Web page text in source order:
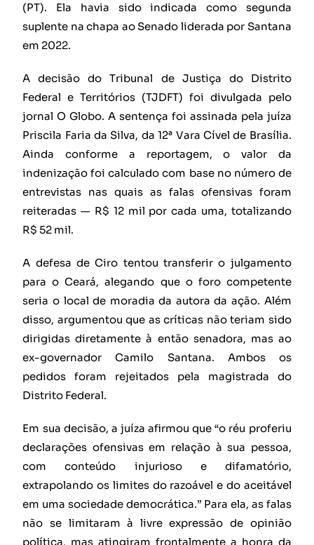
(PT). Ela havia sido indicada como segunda
suplente na chapa ao Senado liderada por Santana
em 2022.
A decisão do Tribunal de Justiça do Distrito
Federal e Territórios (TJDFT) foi divulgada pelo
jornal O Globo. A sentença foi assinada pela juíza
Priscila Faria da Silva, da 12ª Vara Cível de Brasília.
Ainda conforme a reportagem, o valor da
indenização foi calculado com base no número de
entrevistas nas quais as falas ofensivas foram
reiteradas — R$ 12 mil por cada uma, totalizando
R$ 52 mil.
A defesa de Ciro tentou transferir o julgamento
para o Ceará, alegando que o foro competente
seria o local de moradia da autora da ação. Além
disso, argumentou que as críticas não teriam sido
dirigidas diretamente à então senadora, mas ao
ex-governador Camilo Santana. Ambos os
pedidos foram rejeitados pela magistrada do
Distrito Federal.
Em sua decisão, a juíza afirmou que “o réu proferiu
declarações ofensivas em relação à sua pessoa,
com conteúdo injurioso e difamatório,
extrapolando os limites do razoável e do aceitável
em uma sociedade democrática.” Para ela, as falas
não se limitaram à livre expressão de opinião
política, mas atingiram frontalmente a honra da